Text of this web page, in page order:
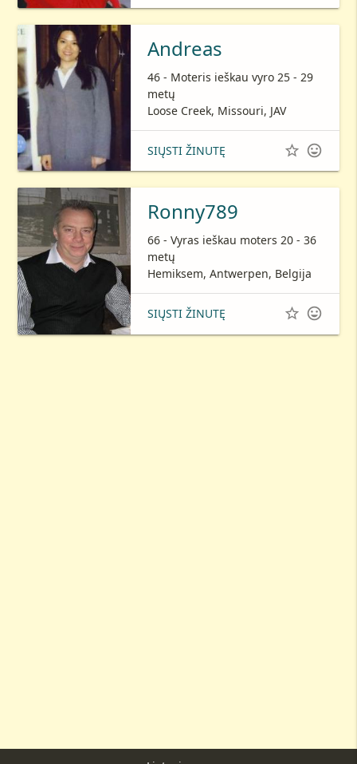
Andreas
46 - Moteris ieškau vyro 25 - 29
metų
Loose Creek, Missouri, JAV
SIŲSTI ŽINUTĘ  
Ronny789
66 - Vyras ieškau moters 20 - 36
metų
Hemiksem, Antwerpen, Belgija
SIŲSTI ŽINUTĘ  